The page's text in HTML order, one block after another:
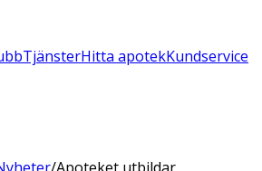
TjänsterHitta apotekKundservice